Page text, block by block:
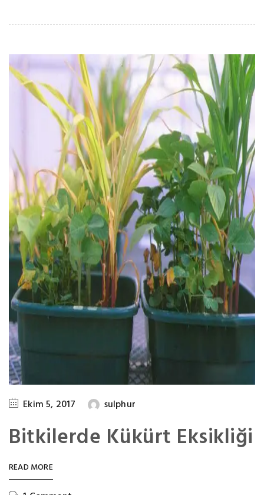
Ekim 5, 2017 sulphur
Bitkilerde Kükürt Eksikliği
READ MORE